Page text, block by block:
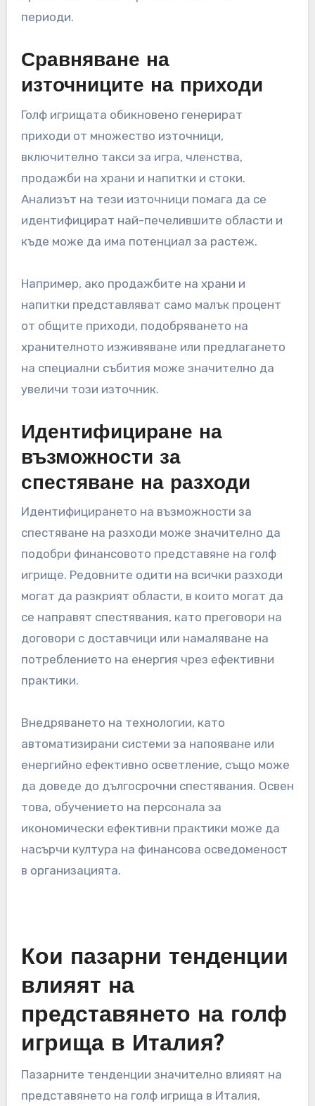
ценообразуване, при което таксите варират в
времето на деня. Този подход може да
часове, като същевременно остава
привлекателен по време на непиковите
периоди.
Сравняване на
източниците на приходи
Голф игрищата обикновено генерират
включително такси за игра, членства,
продажби на храни и напитки и стоки.
Анализът на тези източници помага да се
идентифицират най-печелившите области и
къде може да има потенциал за растеж.
напитки представляват само малък процент
на специални събития може значително да
увеличи този източник.
Идентифициране на
възможности за
спестяване на разходи
Идентифицирането на възможности за
спестяване на разходи може значително да
подобри финансовото представяне на голф
могат да разкрият области, в които могат да
се направят спестявания, като преговори на
договори с доставчици или намаляване на
потреблението на енергия чрез ефективни
практики.
Внедряването на технологии, като
автоматизирани системи за напояване или
икономически ефективни практики може да
насърчи култура на финансова осведоменост
в организацията.